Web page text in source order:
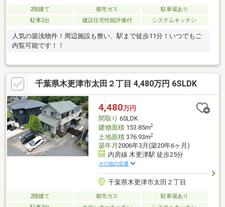
2階建て 都市ガス
駐車場あり
駐車2台
建設住宅性能評価付 システムキッチン
人気の築浅物件！周辺施設も整い、駅まで徒歩11分！いつでもご
内覧可能です！！
千葉県木更津市太田２丁目 4,480万円 6SLDK
4,480万円
間取り 6SLDK
建物面積153.85m2
土地面積376.93m2
築年月 2006年3月(築20年6ヶ月)
内房線 木更津駅 徒歩25分
その他の交通
千葉県木更津市太田２丁目
2階建て 都市ガス
駐車場あり